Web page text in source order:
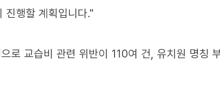
진행할 계획입니다."
로 교습비 관련 위반이 110여 건, 유치원 명칭